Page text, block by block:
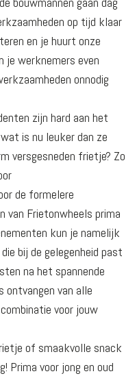
op tijd klaar
en je huurt onze
je werknemers even
onnodig
zijn hard aan het
is nu leuker dan ze
versgesneden frietje? Zo
de formelere
van Frietonwheels prima
kun je namelijk
bij de gelegenheid past
na het spannende
ontvangen van alle
voor jouw
of smaakvolle snack
Prima voor jong en oud